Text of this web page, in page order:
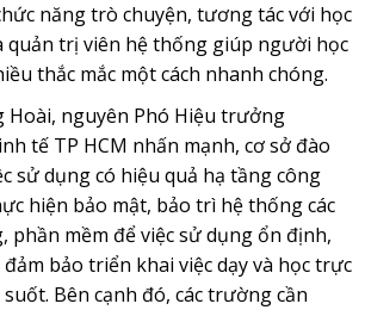
năng trò chuyện, tương tác với học
quản trị viên hệ thống giúp người học
thắc mắc một cách nhanh chóng.
Hoài, nguyên Phó Hiệu trưởng
tế TP HCM nhấn mạnh, cơ sở đào
sử dụng có hiệu quả hạ tầng công
hiện bảo mật, bảo trì hệ thống các
phần mềm để việc sử dụng ổn định,
bảo triển khai việc dạy và học trực
Bên cạnh đó, các trường cần